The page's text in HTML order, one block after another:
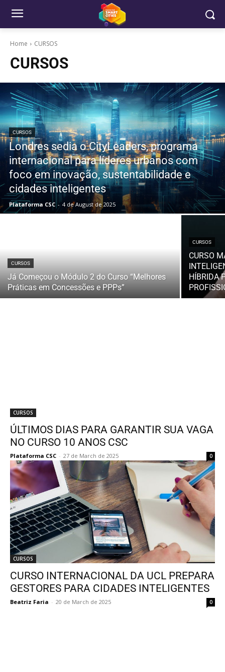
Home CURSOS
CURSOS
CURSOS
Londres sedia o CityLeaders, programa
internacional para líderes urbanos com
foco em inovação, sustentabilidade e
cidades inteligentes
Plataforma CSC - 4 de August de 2025
CURSOS
Já Começou o Módulo 2 do Curso “Melhores
Práticas em Concessões e PPPs”
CURSOS
CURSO
HÍBRIDA
CURSOS
ÚLTIMOS DIAS PARA GARANTIR SUA VAGA
NO CURSO 10 ANOS CSC
Plataforma CSC - 27 de March de 2025 0
CURSOS
CURSO INTERNACIONAL DA UCL PREPARA
GESTORES PARA CIDADES INTELIGENTES
Beatriz Faria - 20 de March de 2025 0